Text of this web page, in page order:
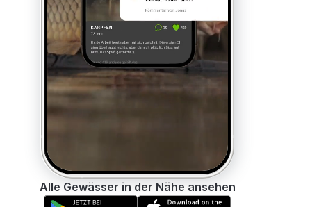
Alle Gewässer in der Nähe ansehen